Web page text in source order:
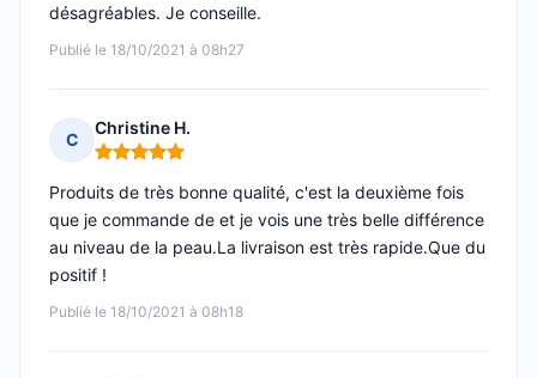
Publié le 18/10/2021 à 08h27
désagréables. Je conseille.
C
Christine H.
Note : 5 sur 5
Publié le 18/10/2021 à 08h18
Produits de très bonne qualité, c'est la deuxième fois
que je commande de et je vois une très belle différence
au niveau de la peau.La livraison est très rapide.Que du
positif !